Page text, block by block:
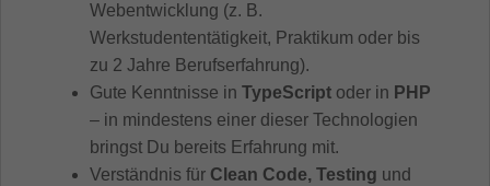
Webentwicklung (z. B.
Werkstudententätigkeit, Praktikum oder bis
zu 2 Jahre Berufserfahrung).
Gute Kenntnisse in TypeScript oder in PHP
– in mindestens einer dieser Technologien
bringst Du bereits Erfahrung mit.
Verständnis für Clean Code, Testing und